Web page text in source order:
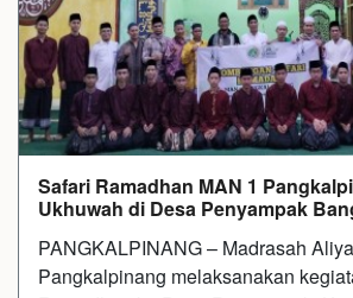
Safari Ramadhan MAN 1
Ukhuwah di Desa Penyampak
PANGKALPINANG – Madrasah
Pangkalpinang melaksanakan